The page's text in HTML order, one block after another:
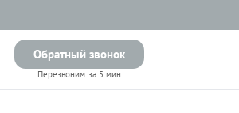
Обратный звонок
Перезвоним за 5 мин